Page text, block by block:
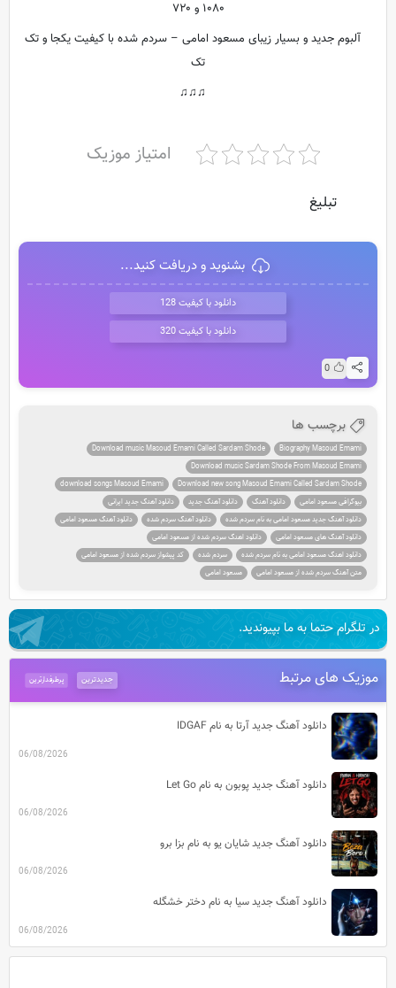
۱۰۸۰ و ۷۲۰
آلبوم جدید و بسیار زیبای مسعود امامی – سردم شده با کیفیت یکجا و تک
تک
♫♫♫
امتیاز موزیک
تبلیغ
بشنوید و دریافت کنید...
دانلود با کیفیت 128
دانلود با کیفیت 320
0
برچسب ها
Biography Masoud Emami
Download music Masoud Emami Called Sardam Shode
Download music Sardam Shode From Masoud Emami
Download new song Masoud Emami Called Sardam Shode
download songs Masoud Emami
بیوگرافی مسعود امامی
دانلود آهنگ دانلود آهنگ جدید
دانلود آهنگ جدید ایرانی
دانلود آهنگ جدید مسعود امامی به نام سردم شده
دانلود آهنگ سردم شده
دانلود آهنگ مسعود امامی
دانلود آهنگ های مسعود امامی
دانلود اهنگ سردم شده از مسعود امامی
دانلود اهنگ مسعود امامی به نام سردم شده
سردم شده
کد پیشواز سردم شده از مسعود امامی
متن آهنگ سردم شده از مسعود امامی
مسعود امامی
در تلگرام حتما به ما بپیوندید.
موزیک های مرتبط پرطرفدارترین جدیدترین
دانلود آهنگ جدید آرتا به نام IDGAF
06/08/2026
دانلود آهنگ جدید پوبون به نام Let Go
06/08/2026
دانلود آهنگ جدید شایان یو به نام بزا برو
06/08/2026
دانلود آهنگ جدید سیا به نام دختر خشگله
06/08/2026